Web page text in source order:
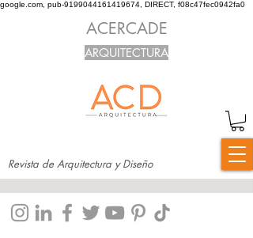
google.com, pub-9199044161419674, DIRECT, f08c47fec0942fa0
Revista de Arquitectura y Diseño
ACERCADE
ARQUITECTURA